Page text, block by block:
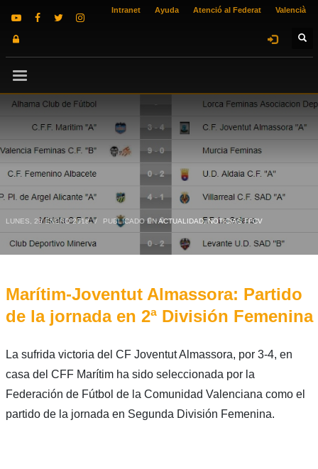
Intranet Ayuda Atenció al Federat Valencià
LUNES, 29 ENERO 2018 / PUBLICADO ENACTUALIDAD,NOTICIAS FFCV
Marítim-Joventut Almassora: Partido
de la jornada en 2ª División Femenina
La sufrida victoria del CF Joventut Almassora, por 3-4, en
casa del CFF Marítim ha sido seleccionada por la
Federación de Fútbol de la Comunidad Valenciana como el
partido de la jornada en Segunda División Femenina.